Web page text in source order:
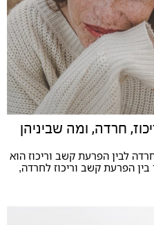
חרדה, ומה שביניהן
לבין הפרעת קשב וריכוז הוא
הפרעת קשב וריכוז לחרדה,